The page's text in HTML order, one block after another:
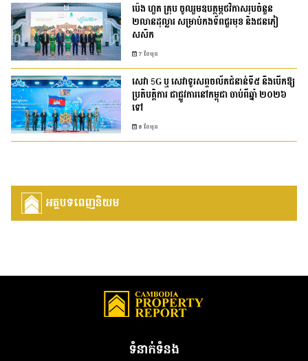
ប៉េង ហួត គ្រុប ចូលរួមឧបត្ថម្ភថវិកាសរុបចំនួន
២លានដុល្លារ សម្រាប់កងទ័ពជួរមុខ និងជនភៀ
សសឹក
7 ខែមុន
សេវា 5G ឬ សេវាទូរសព្ទចល័តជំនាន់ទី៥ នឹងបើកឱ្យ
ប្រតិបត្តិការ ជាផ្លូវការនៅកម្ពុជា​ ចាប់ពីឆ្នាំ ២០២៦
ទៅ
8 ខែមុន
អត្ថបទពេញនិយម
ទំនាក់ទំនង